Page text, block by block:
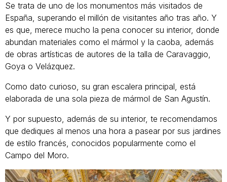
Se trata de uno de los monumentos más visitados de
España, superando el millón de visitantes año tras año. Y
es que, merece mucho la pena conocer su interior, donde
abundan materiales como el mármol y la caoba, además
de obras artísticas de autores de la talla de Caravaggio,
Goya o Velázquez.
Como dato curioso, su gran escalera principal, está
elaborada de una sola pieza de mármol de San Agustín.
Y por supuesto, además de su interior, te recomendamos
que dediques al menos una hora a pasear por sus jardines
de estilo francés, conocidos popularmente como el
Campo del Moro.